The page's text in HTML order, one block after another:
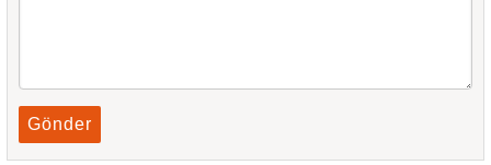
Gönder